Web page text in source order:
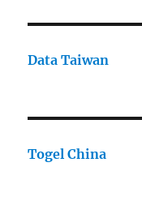
Data Taiwan
Togel China